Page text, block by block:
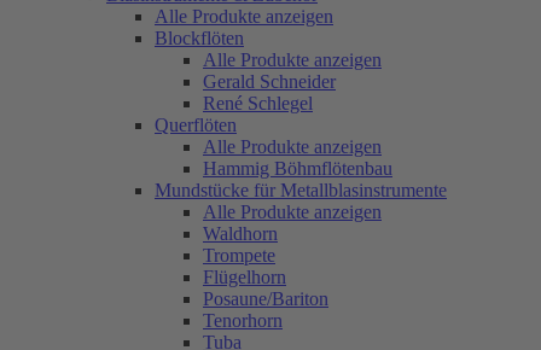
Alle Produkte anzeigen
Blockflöten
Alle Produkte anzeigen
Gerald Schneider
René Schlegel
Querflöten
Alle Produkte anzeigen
Hammig Böhmflötenbau
Mundstücke für Metallblasinstrumente
Alle Produkte anzeigen
Waldhorn
Trompete
Flügelhorn
Posaune/Bariton
Tenorhorn
Tuba